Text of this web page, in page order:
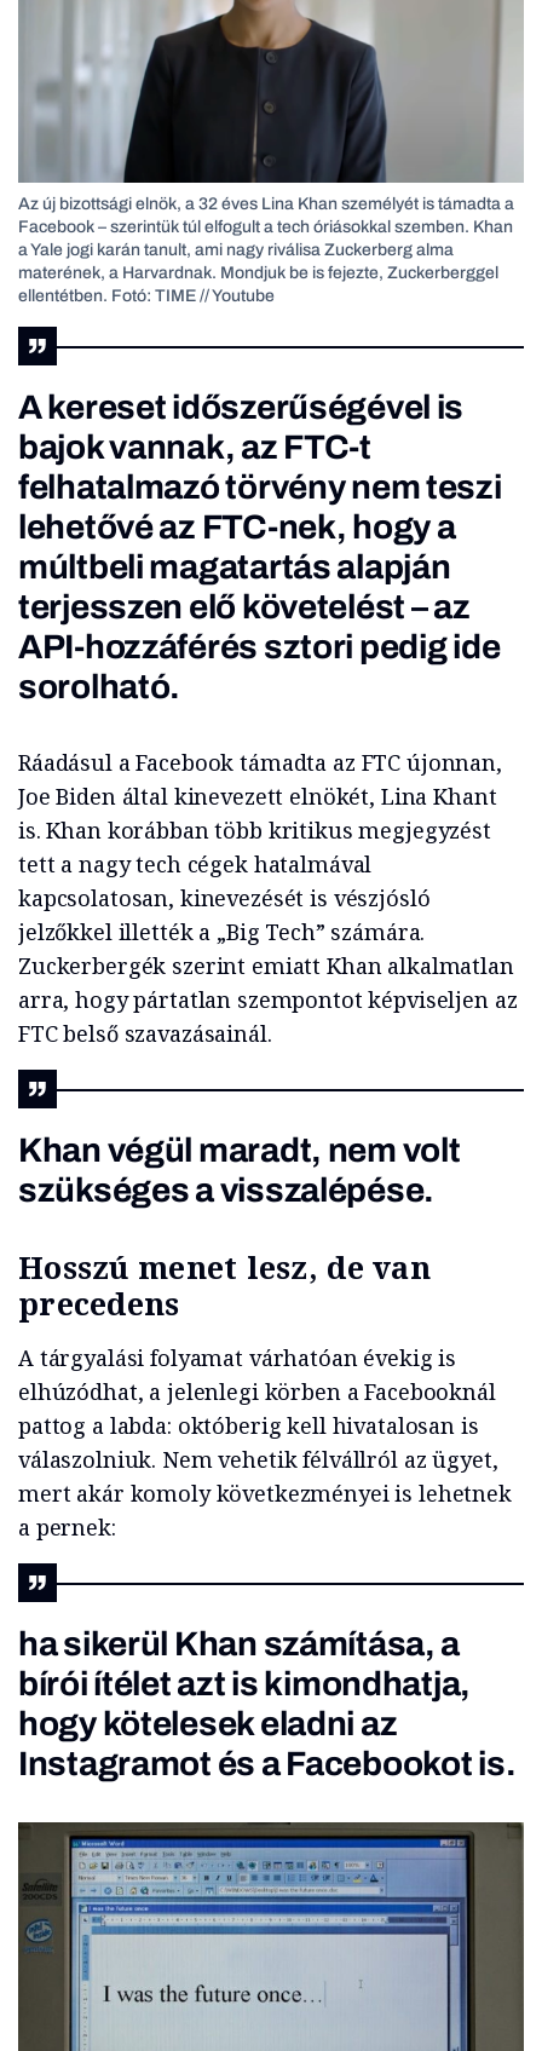
Az új bizottsági elnök, a 32 éves Lina Khan személyét is támadta a
Facebook – szerintük túl elfogult a tech óriásokkal szemben. Khan
a Yale jogi karán tanult, ami nagy riválisa Zuckerberg alma
materének, a Harvardnak. Mondjuk be is fejezte, Zuckerberggel
ellentétben. Fotó: TIME // Youtube
A kereset időszerűségével is
bajok vannak, az FTC-t
felhatalmazó törvény nem teszi
lehetővé az FTC-nek, hogy a
múltbeli magatartás alapján
terjesszen elő követelést– az
API-hozzáférés sztori pedig ide
sorolható.
Ráadásul a Facebook támadta az FTC újonnan,
Joe Biden által kinevezett elnökét, Lina Khant
is. Khan korábban több kritikus megjegyzést
tett a nagy tech cégek hatalmával
kapcsolatosan, kinevezését is vészjósló
jelzőkkel illették a „Big Tech” számára.
Zuckerbergék szerint emiatt Khan alkalmatlan
arra, hogy pártatlan szempontot képviseljen az
FTC belső szavazásainál.
Khan végül maradt, nem volt
szükséges a visszalépése.
Hosszú menet lesz, de van
precedens
A tárgyalási folyamat várhatóan évekig is
elhúzódhat, a jelenlegi körben a Facebooknál
pattog a labda: októberig kell hivatalosan is
válaszolniuk. Nem vehetik félvállról az ügyet,
mert akár komoly következményei is lehetnek
a pernek:
ha sikerül Khan számítása, a
bírói ítélet azt is kimondhatja,
hogy kötelesek eladni az
Instagramot és a Facebookot is.